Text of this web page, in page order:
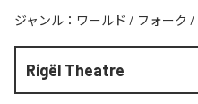
ジャンル： ワールド / フォーク /
Rigël Theatre